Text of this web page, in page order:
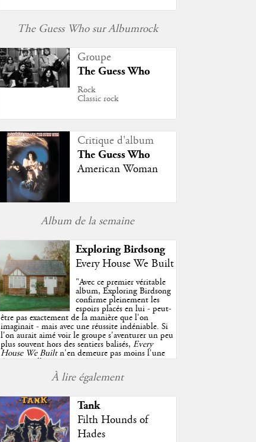
The Guess Who sur Albumrock
Groupe
The Guess Who
Rock
Classic rock
Critique d'album
The Guess Who
American Woman
Album de la semaine
Exploring Birdsong
Every House We Built
"Avec ce premier véritable
album, Exploring Birdsong
confirme pleinement les
espoirs placés en lui - peut-
être pas exactement de la manière que l'on
imaginait - mais avec une réussite indéniable. Si
l'on aurait aimé voir le groupe s'aventurer un peu
plus souvent hors des sentiers balisés,Every
House We Builtn'en demeure pas moins l'une
des très belles surprises de cette année, porté par
plusieurs morceaux qui trouveront sans difficulté
une place de choix dans vos playlists estivales.
À lire également
Tank
Filth Hounds of
Hades